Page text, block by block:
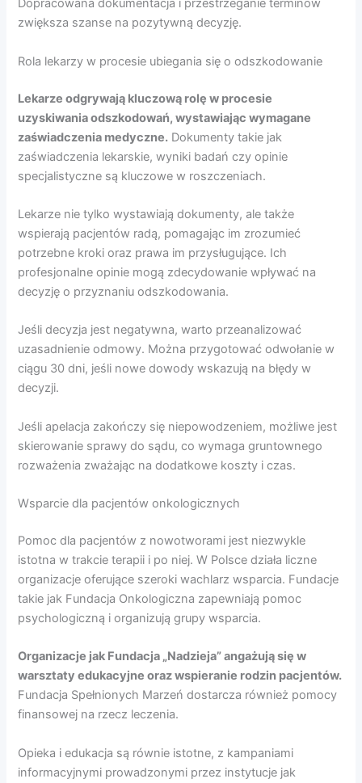
Dopracowana dokumentacja i przestrzeganie terminów
zwiększa szanse na pozytywną decyzję.
Rola lekarzy w procesie ubiegania się o odszkodowanie
Lekarze odgrywają kluczową rolę w procesie
uzyskiwania odszkodowań, wystawiając wymagane
zaświadczenia medyczne. Dokumenty takie jak
zaświadczenia lekarskie, wyniki badań czy opinie
specjalistyczne są kluczowe w roszczeniach.
Lekarze nie tylko wystawiają dokumenty, ale także
wspierają pacjentów radą, pomagając im zrozumieć
potrzebne kroki oraz prawa im przysługujące. Ich
profesjonalne opinie mogą zdecydowanie wpływać na
decyzję o przyznaniu odszkodowania.
Jeśli decyzja jest negatywna, warto przeanalizować
uzasadnienie odmowy. Można przygotować odwołanie w
ciągu 30 dni, jeśli nowe dowody wskazują na błędy w
decyzji.
Jeśli apelacja zakończy się niepowodzeniem, możliwe jest
skierowanie sprawy do sądu, co wymaga gruntownego
rozważenia zważając na dodatkowe koszty i czas.
Wsparcie dla pacjentów onkologicznych
Pomoc dla pacjentów z nowotworami jest niezwykle
istotna w trakcie terapii i po niej. W Polsce działa liczne
organizacje oferujące szeroki wachlarz wsparcia. Fundacje
takie jak Fundacja Onkologiczna zapewniają pomoc
psychologiczną i organizują grupy wsparcia.
Organizacje jak Fundacja „Nadzieja” angażują się w
warsztaty edukacyjne oraz wspieranie rodzin pacjentów.
Fundacja Spełnionych Marzeń dostarcza również pomocy
finansowej na rzecz leczenia.
Opieka i edukacja są równie istotne, z kampaniami
informacyjnymi prowadzonymi przez instytucje jak